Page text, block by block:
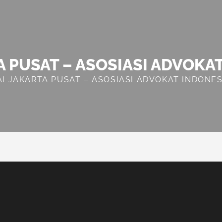
PUSAT – ASOSIASI
JAKARTA PUSAT – ASOSIASI ADVOKAT